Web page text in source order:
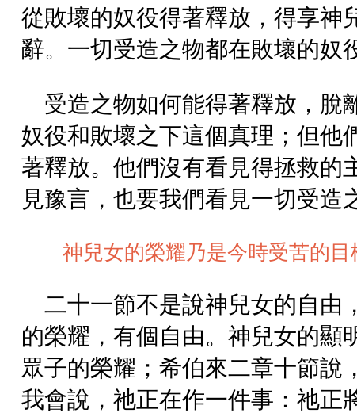
從敗壞的奴役得著釋放，得享神
辭。一切受造之物都在敗壞的奴
受造之物如何能得著釋放，脫
奴役和敗壞之下這個真理；但他
著釋放。他們沒有看見得拯救的
見豫言，也要我們看見一切受造
神兒女的榮耀乃是今時受苦的目
二十一節不是說神兒女的自由
的榮耀，有個自由。神兒女的顯
眾子的榮耀；希伯來二章十節說
我會說，祂正在作一件事：祂正